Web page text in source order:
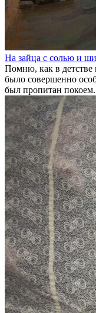
На зайца с солью и
Помню, как в детстве
было совершенно
был пропитан